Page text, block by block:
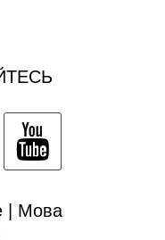
| Мова